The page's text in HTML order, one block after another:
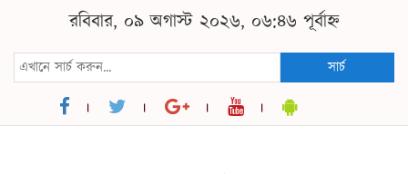
রবিবার, ০৯ অগাস্ট ২০২৬, ০৬:৪৬ পূর্বাহ্ন
সার্চ